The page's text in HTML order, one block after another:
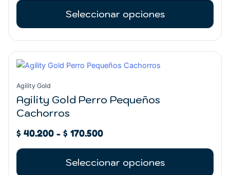
Seleccionar opciones
página
de
producto
Agility Gold
Agility Gold Perro Pequeños
Cachorros
$ 40.200 - $ 170.500
de
$ 40.200
Seleccionar opciones
Este
producto
tiene
múltiples
variantes.
Las
opciones
pueden